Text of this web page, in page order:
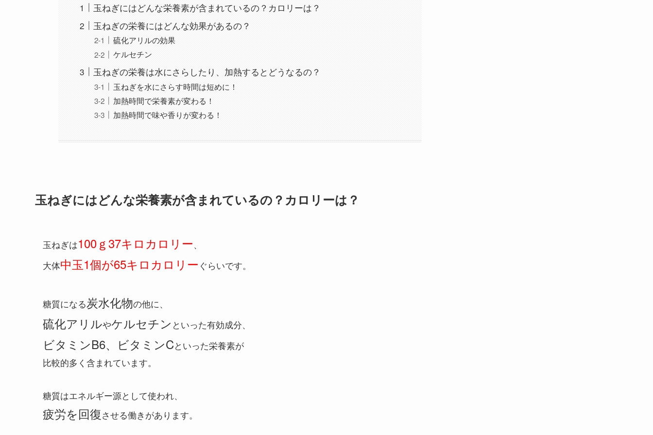
玉ねぎにはどんな栄養素が含まれているの？カロリーは？
玉ねぎの栄養にはどんな効果があるの？
硫化アリルの効果
ケルセチン
玉ねぎの栄養は水にさらしたり、加熱するとどうなるの？
玉ねぎを水にさらす時間は短めに！
加熱時間で栄養素が変わる！
加熱時間で味や香りが変わる！
玉ねぎにはどんな栄養素が含まれているの？カロリーは？
玉ねぎは100ｇ37キロカロリー、
大体中玉1個が65キロカロリー ぐらいです。
糖質になる炭水化物の他に、
硫化アリルやケルセチン といった有効成分、
ビタミンB6、ビタミンCといった栄養素が
比較的多く含まれています。
糖質はエネルギー源として使われ、
疲労を回復させる働きがあります。